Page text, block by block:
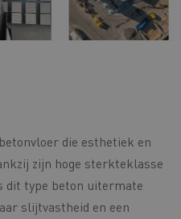
die esthetiek en
zijn hoge sterkteklasse
dit type beton uitermate
slijtvastheid en een